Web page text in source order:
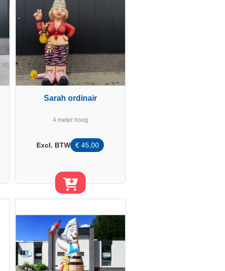
Sarah ordinair
4 meter hoog
€ 45,00
Excl. BTW